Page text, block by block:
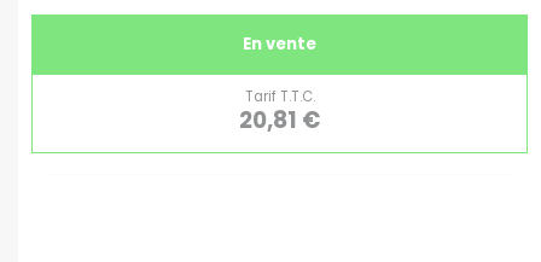
En vente
Tarif T.T.C.
20,81 €